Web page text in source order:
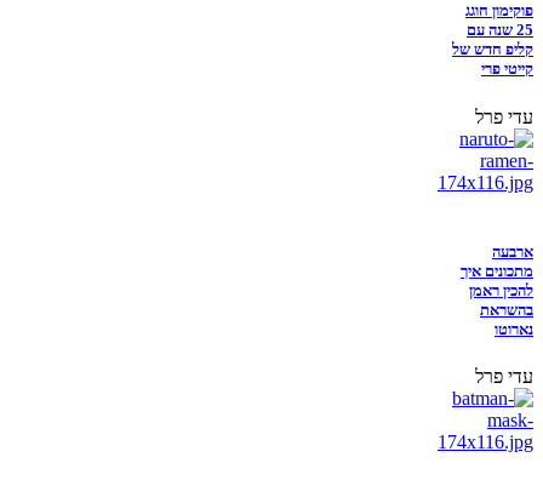
פוקימון חוגג
25 שנה עם
קליפ חדש של
קייטי פרי
עדי פרל
ארבעה
מתכונים איך
להכין ראמן
בהשראת
נארוטו
עדי פרל